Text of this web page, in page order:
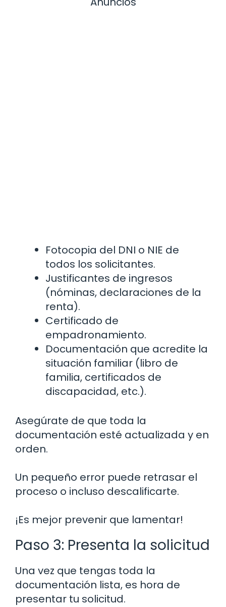
Fotocopia del DNI o NIE de
todos los solicitantes.
Justificantes de ingresos
(nóminas, declaraciones de la
renta).
Certificado de
empadronamiento.
Documentación que acredite la
situación familiar (libro de
familia, certificados de
discapacidad, etc.).
Asegúrate de que toda la
documentación esté actualizada y en
orden.
Un pequeño error puede retrasar el
proceso o incluso descalificarte.
¡Es mejor prevenir que lamentar!
Paso 3: Presenta la solicitud
Una vez que tengas toda la
documentación lista, es hora de
presentar tu solicitud.